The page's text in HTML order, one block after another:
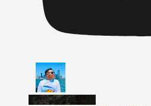
Vídeo de YouTube